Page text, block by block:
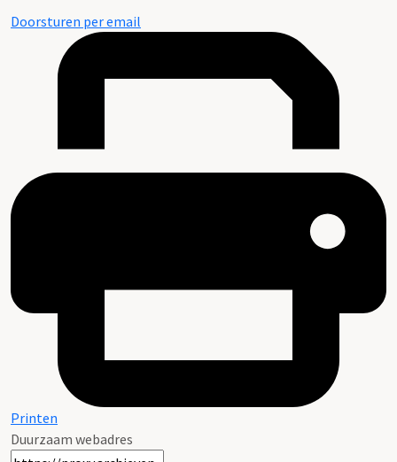
Doorsturen per email
Printen
Duurzaam webadres